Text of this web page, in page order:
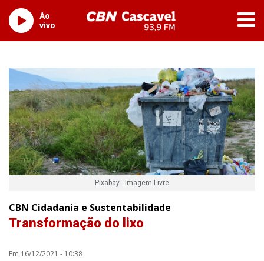
Ao
vivo
Pixabay - Imagem Livre
CBN Cidadania e Sustentabilidade
Transformação do lixo
Em 16/12/2021 - 10:38